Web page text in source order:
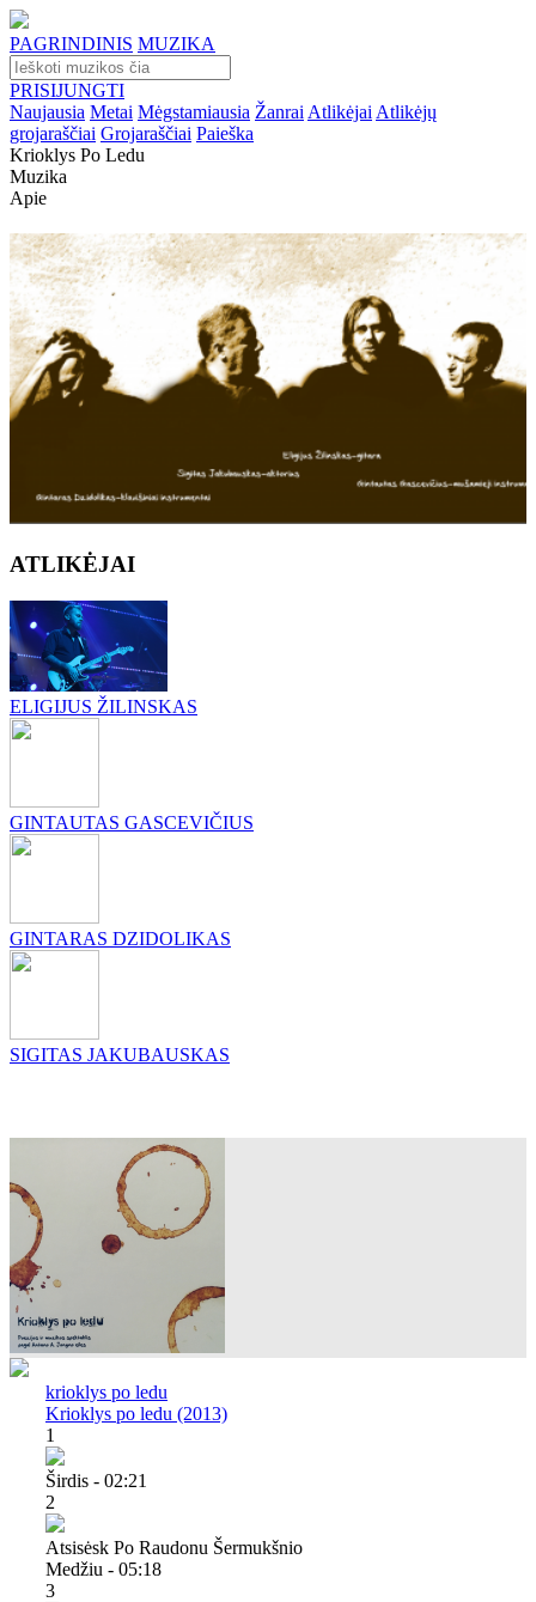
PAGRINDINIS MUZIKA
PRISIJUNGTI
Naujausia Metai Mėgstamiausia Žanrai Atlikėjai Atlikėjų
grojaraščiai Grojaraščiai Paieška
Krioklys Po Ledu
Muzika
Apie
ATLIKĖJAI
ELIGIJUS ŽILINSKAS
GINTAUTAS GASCEVIČIUS
GINTARAS DZIDOLIKAS
SIGITAS JAKUBAUSKAS
krioklys po ledu
Krioklys po ledu (2013)
1
Širdis - 02:21
2
Atsisėsk Po Raudonu Šermukšnio
Medžiu - 05:18
3